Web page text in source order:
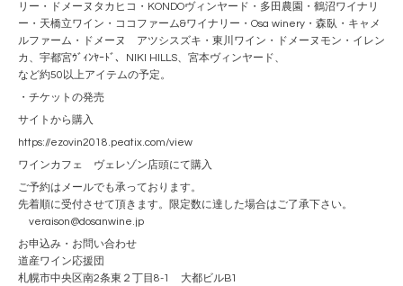
リー・ドメーヌタカヒコ・KONDOヴィンヤード・多田農園・鶴沼ワイナリ
ー・天橋立ワイン・ココファーム&ワイナリー・Osa winery・森臥・キャメ
ルファーム・ドメーヌ アツシスズキ・東川ワイン・ドメーヌモン・イレン
カ、宇都宮ｳﾞｨﾝﾔｰﾄﾞ、NIKI HILLS、宮本ヴィンヤード、
など約50以上アイテムの予定。
・チケットの発売
サイトから購入
https://ezovin2018.peatix.com/view
ワインカフェ ヴェレゾン店頭にて購入
ご予約はメールでも承っております。
先着順に受付させて頂きます。限定数に達した場合はご了承下さい。
veraison@dosanwine.jp
お申込み・お問い合わせ
道産ワイン応援団
札幌市中央区南2条東２丁目8-1 大都ビルB1